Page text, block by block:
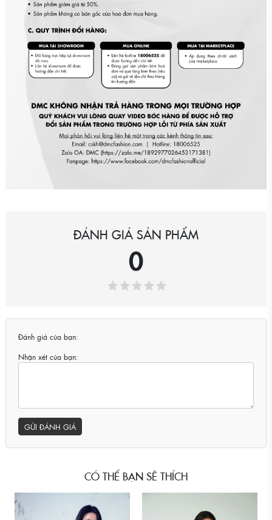
ĐÁNH GIÁ SẢN PHẨM
0
Đánh giá của bạn:
Nhận xét của bạn:
GỬI ĐÁNH GIÁ
CÓ THỂ BẠN SẼ THÍCH